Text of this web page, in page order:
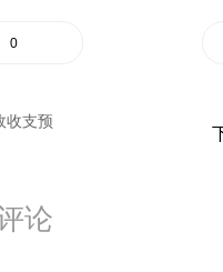
0
收支预
论